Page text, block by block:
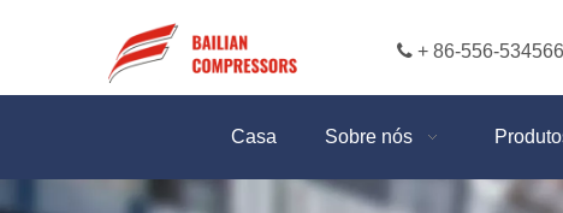
 + 86-556-
Casa Sobre nós